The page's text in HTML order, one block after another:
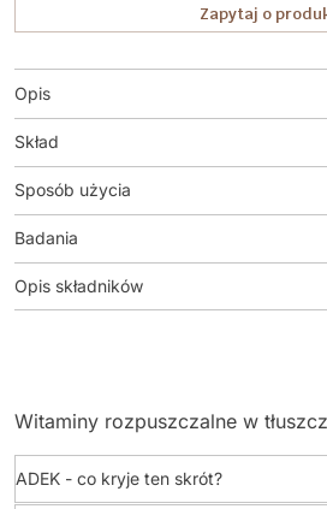
Zapytaj o
Opis
Skład
Sposób użycia
Badania
Opis składników
Witaminy rozpuszczalne w
ADEK - co kryje ten skrót?